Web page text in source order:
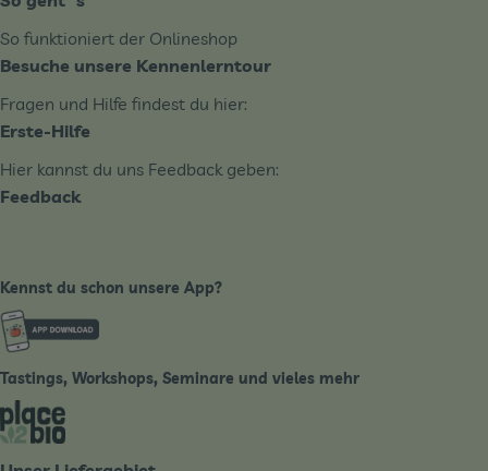
So funktioniert der Onlineshop
Besuche unsere Kennenlerntour
Fragen und Hilfe findest du hier:
Erste-Hilfe
Hier kannst du uns Feedback geben:
Feedback
Kennst du schon unsere App?
Externer Link zu https://www.biobote-
Tastings, Workshops, Seminare und vieles mehr
Externer Link zu https://place2bio.de/